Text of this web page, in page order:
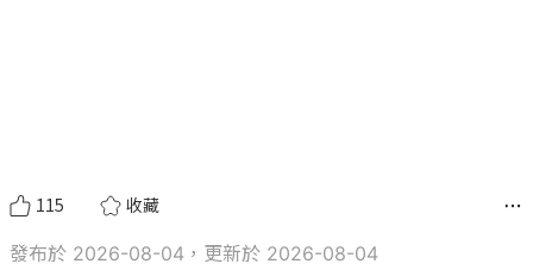
115 收藏
發布於 2026-08-04，更新於 2026-08-04